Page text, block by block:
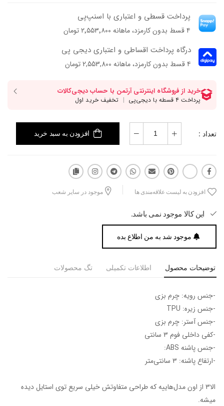
الا ۳ مدلیه که هم می‌تونه کنار استایل‌های مینیمال بدرخشه، هم برای
موقعیت‌هایی که می‌خوای استایلت متفاوت‌تر دیده بشه انتخاب جذابی باشه.
پرداخت قسطی و اعتباری با اسنپ‌پی
۴ قسط بدون کارمزد، ماهانه ۲٬۵۵۳٬۸۰۰ تومان
درگاه پرداخت اقساطی و اعتباری دیجی پی
۴ قسط بدون کارمزد، ماهانه 2,553,800 تومان
تعداد : افزودن به سبد خرید
افزودن به لیست علاقه‌مندی ها موجود در سایر شعب
این کالا موجود نمی باشد.
موجود شد به من اطلاع بده
توضیحات محصول اطلاعات تکمیلی تگ محصولات
-جنس رویه: چرم بزی
-جنس زیره: TPU
-جنس آستر: چرم بزی
-کفی داخلی فوم ۳ سانتی
-جنس پاشنه ABS:
-ارتفاع پاشنه: ۳ سانتی‌متر
الا۳ از اون مدل‌هاییه که طراحی متفاوتش خیلی سریع توی استایل دیده
میشه.